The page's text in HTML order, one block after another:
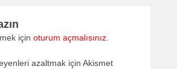
için oturum açmalısınız.
azaltmak için Akismet